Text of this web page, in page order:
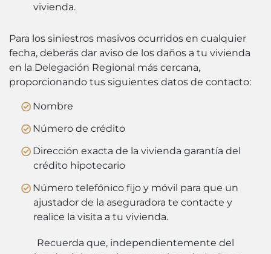
vivienda.
Para los siniestros masivos ocurridos en cualquier
fecha, deberás dar aviso de los daños a tu vivienda
en la Delegación Regional más cercana,
proporcionando tus siguientes datos de contacto:
Nombre
Número de crédito
Dirección exacta de la vivienda garantía del
crédito hipotecario
Número telefónico fijo y móvil para que un
ajustador de la aseguradora te contacte y
realice la visita a tu vivienda.
Recuerda que, independientemente del